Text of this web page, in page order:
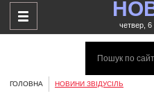
четвер,
ГОЛОВНА НОВИНИ ЗВІДУСІЛЬ